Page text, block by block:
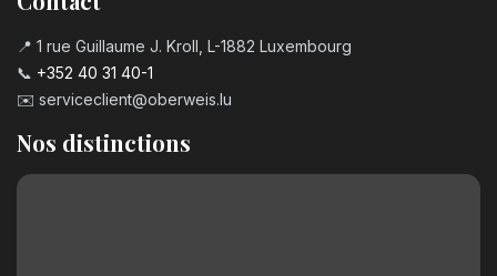
📍 1 rue Guillaume J. Kroll, L-1882 Luxembourg
📞 +352 40 31 40-1
✉️ serviceclient@oberweis.lu
Nos distinctions